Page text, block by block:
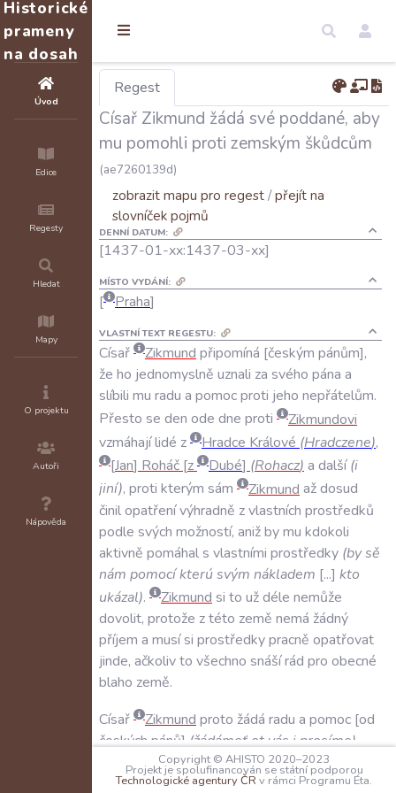
Historické
prameny
na dosah
Úvod
Edice
Regesty
Hledat
Mapy
O projektu
Autoři
Nápověda
Regest
Císař Zikmund žádá své poddané, aby
mu pomohli proti zemským škůdcům
(ae7260139d)
zobrazit mapu pro regest/přejít na
slovníček pojmů
DENNÍ DATUM:
[1437-01-xx:1437-03-xx]
MÍSTO VYDÁNÍ:
Praha
VLASTNÍ TEXT REGESTU:
Císař Zikmund připomíná českým pánům ,
že ho jednomyslně uznali za svého pána a
slíbili mu radu a pomocproti jeho nepřátelům.
Přesto se den ode dne proti
Zikmundovi
vzmáhajílidé z Hradce Králové (Hradczene),
Jan Roháč z Dubé (Rohacz) a další(i
jiní), proti kterým sám Zikmund aždosud
činilopatřenívýhradně zvlastních prostředků
podle svých možností, anižbymu kdokoli
aktivně pomáhals vlastními prostředky (bysě
nám pomocíkterúsvým nákladem ... kto
ukázal). Zikmund si to uždéle nemůže
dovolit, protože ztéto země nemá žádný
příjem a musísi prostředkypracně opatřovat
jinde, ačkolivto všechno snášírád pro obecné
blaho země.
Císař
Zikmund proto žádá radu a pomoc od
českýchpánů (žádámeťotvásiprosíme),
mohl dálerealizovatsvézáměry.
Zikmundtotiž nehledá jen své vlastní dobro
Copyright © AHISTO 2020–2023
Projekt je spolufinancován se státní podporou
Technologické agentury ČR v rámci Programu Éta.